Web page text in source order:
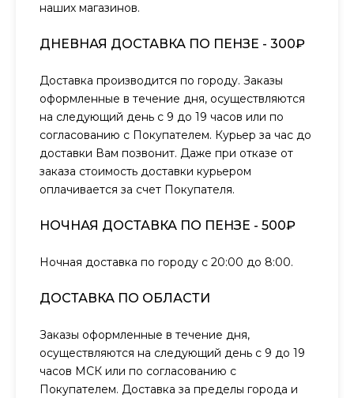
наших магазинов.
ДНЕВНАЯ ДОСТАВКА ПО ПЕНЗЕ - 300₽
Доставка производится по городу. Заказы
оформленные в течение дня, осуществляются
на следующий день с 9 до 19 часов или по
согласованию с Покупателем. Курьер за час до
доставки Вам позвонит. Даже при отказе от
заказа стоимость доставки курьером
оплачивается за счет Покупателя.
НОЧНАЯ ДОСТАВКА ПО ПЕНЗЕ - 500₽
Ночная доставка по городу с 20:00 до 8:00.
ДОСТАВКА ПО ОБЛАСТИ
Заказы оформленные в течение дня,
осуществляются на следующий день с 9 до 19
часов МСК или по согласованию с
Покупателем. Доставка за пределы города и